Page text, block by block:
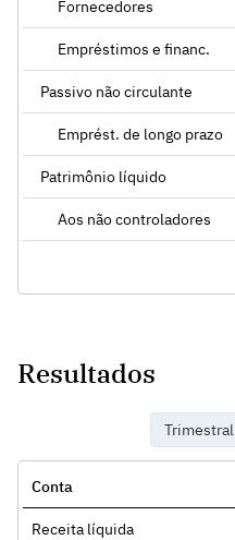
Fornecedores
Empréstimos e financ.
Passivo não circulante
Emprést. de longo prazo
Patrimônio líquido
Aos não controladores
Resultados
Trimestral
Conta
Receita líquida